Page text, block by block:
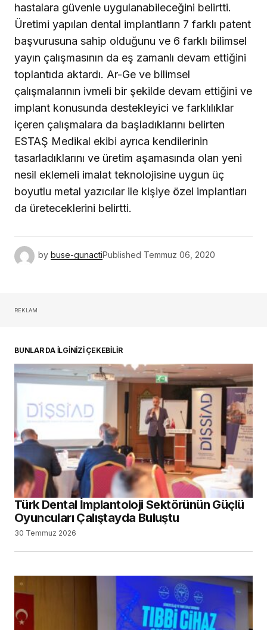
hastalara güvenle uygulanabileceğini belirtti.
Üretimi yapılan dental implantların 7 farklı patent
başvurusuna sahip olduğunu ve 6 farklı bilimsel
yayın çalışmasının da eş zamanlı devam ettiğini
toplantıda aktardı. Ar-Ge ve bilimsel
çalışmalarının ivmeli bir şekilde devam ettiğini ve
implant konusunda destekleyici ve farklılıklar
içeren çalışmalara da başladıklarını belirten
ESTAŞ Medikal ekibi ayrıca kendilerinin
tasarladıklarını ve üretim aşamasında olan yeni
nesil eklemeli imalat teknolojisine uygun üç
boyutlu metal yazıcılar ile kişiye özel implantları
da üreteceklerini belirtti.
by buse-gunactiPublished Temmuz 06, 2020
REKLAM
BUNLAR DA İLGİNİZİ ÇEKEBİLİR
Türk Dental İmplantoloji Sektörünün Güçlü
Oyuncuları Çalıştayda Buluştu
30 Temmuz 2026